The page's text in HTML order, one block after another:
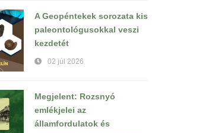
A Geopéntekek sorozata kis
paleontológusokkal veszi
kezdetét
02 júl 2026
Megjelent: Rozsnyó
emlékjelei az
államfordulatok és